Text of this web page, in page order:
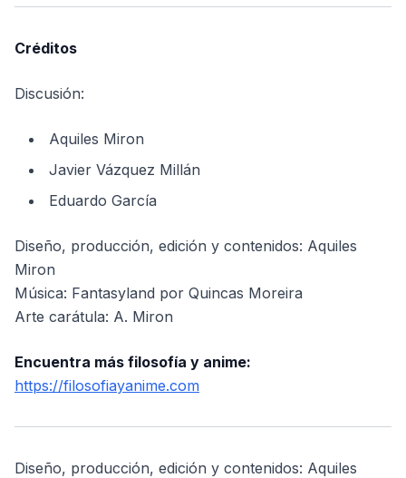
Créditos
Discusión:
Aquiles Miron
Javier Vázquez Millán
Eduardo García
Diseño, producción, edición y contenidos: Aquiles
Miron
Música: Fantasyland por Quincas Moreira
Arte carátula: A. Miron
Encuentra más filosofía y anime:
https://filosofiayanime.com
Diseño, producción, edición y contenidos: Aquiles